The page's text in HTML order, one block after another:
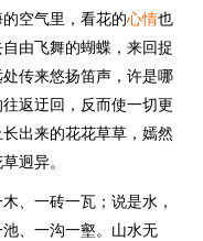
空气里，看花的心情也
由飞舞的蝴蝶，来回捉
传来悠扬笛声，许是哪
返迂回，反而使一切更
出来的花花草草，嫣然
迥异。
、一砖一瓦；说是水，
、一沟一壑。山水无